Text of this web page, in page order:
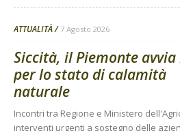
ATTUALITÀ 7 Agosto 2026
Siccità, il Piemonte avvia
per lo stato di calamità
naturale
Incontri tra Regione e Ministero
interventi urgenti a sostegno delle